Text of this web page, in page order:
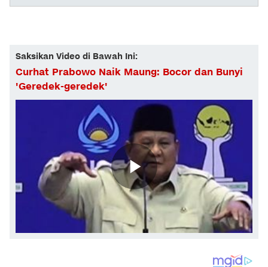
Saksikan Video di Bawah Ini:
Curhat Prabowo Naik Maung: Bocor dan Bunyi
'Geredek-geredek'